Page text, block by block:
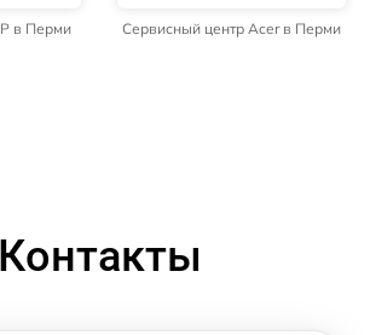
в Перми Сервисный центр Acer в Перми
Контакты